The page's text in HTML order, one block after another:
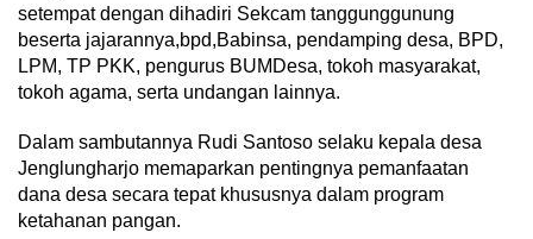
setempat dengan dihadiri Sekcam tanggunggunung
beserta jajarannya,bpd,Babinsa, pendamping desa, BPD,
LPM, TP PKK, pengurus BUMDesa, tokoh masyarakat,
tokoh agama, serta undangan lainnya.
Dalam sambutannya Rudi Santoso selaku kepala desa
Jenglungharjo memaparkan pentingnya pemanfaatan
dana desa secara tepat khususnya dalam program
ketahanan pangan.